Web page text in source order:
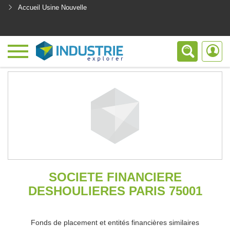
Accueil Usine Nouvelle
SOCIETE FINANCIERE
DESHOULIERES PARIS 75001
Fonds de placement et entités financières similaires